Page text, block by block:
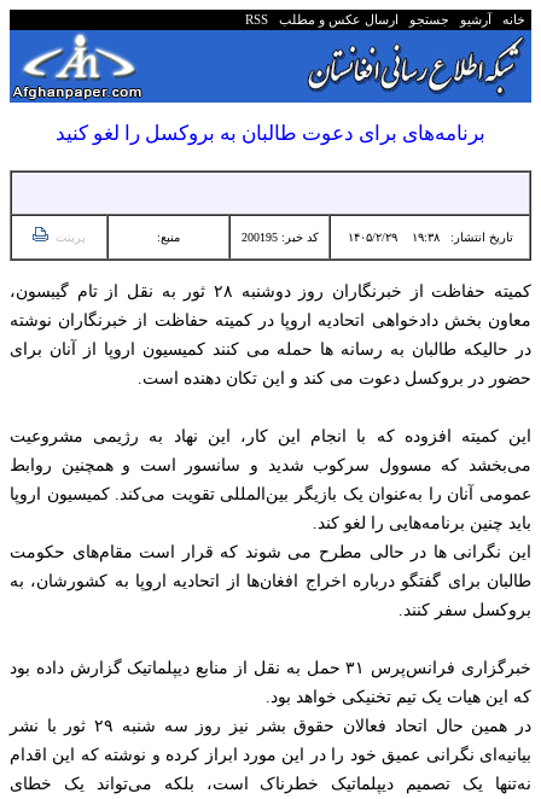
خانه آرشیو جستجو ارسال عکس و مطلب RSS
برنامه‌های برای دعوت طالبان به بروکسل را لغو کنید
تاریخ انتشار:۱۹:۳۸ ۱۴۰۵/۲/۲۹ کد خبر: 200195 منبع: پرینت
کمیته حفاظت از خبرنگاران روز دوشنبه ۲۸ ثور به نقل از تام گیبسون،
معاون بخش دادخواهی اتحادیه اروپا در کمیته حفاظت از خبرنگاران نوشته
در حالیکه طالبان به رسانه ها حمله می کنند کمیسیون اروپا از آنان برای
حضور در بروکسل دعوت می کند و این تکان دهنده است.
این کمیته افزوده که با انجام این کار، این نهاد به رژیمی مشروعیت
می‌بخشد که مسوول سرکوب شدید و سانسور است و همچنین روابط
عمومی آنان را به‌عنوان یک بازیگر بین‌المللی تقویت می‌کند. کمیسیون اروپا
باید چنین برنامه‌هایی را لغو کند.
این نگرانی ها در حالی مطرح می شوند که قرار است مقام‌های حکومت
طالبان برای گفتگو درباره اخراج افغان‌ها از اتحادیه اروپا به کشورشان، به
بروکسل سفر کنند.
خبرگزاری فرانس‌پرس ۳۱ حمل به نقل از منابع دیپلماتیک گزارش داده بود
که این هیات یک تیم تخنیکی خواهد بود.
در همین حال اتحاد فعالان حقوق بشر نیز روز سه شنبه ۲۹ ثور با نشر
بیانیه‌ای نگرانی عمیق خود را در این مورد ابراز کرده و نوشته که این اقدام
نه‌تنها یک تصمیم دیپلماتیک خطرناک است، بلکه می‌تواند یک خطای